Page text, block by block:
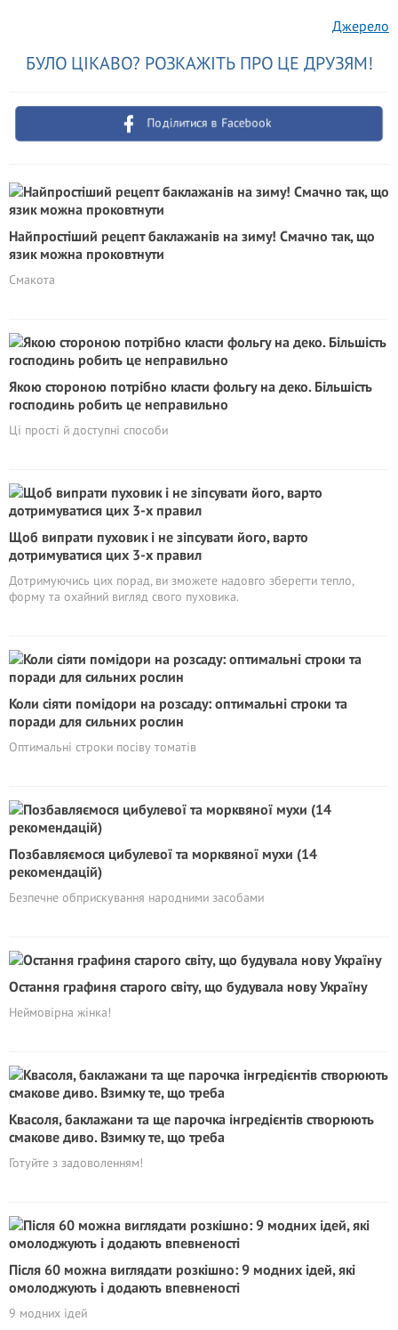
Джерело
БУЛО ЦІКАВО? РОЗКАЖІТЬ ПРО ЦЕ ДРУЗЯМ!
Поділитися в Facebook
Найпростіший рецепт баклажанів на зиму! Смачно так, що
язик можна проковтнути
Смакота
Якою стороною потрібно класти фольгу на деко. Більшість
господинь робить це неправильно
Ці прості й доступні способи
Щоб випрати пуховик і не зіпсувати його, варто
дотримуватися цих 3-х правил
Дотримуючись цих порад, ви зможете надовго зберегти тепло,
форму та охайний вигляд свого пуховика.
Коли сіяти помідори на розсаду: оптимальні строки та
поради для сильних рослин
Оптимальні строки посіву томатів
Позбавляємося цибулевої та морквяної мухи (14
рекомендацій)
Безпечне обприскування народними засобами
Остання графиня старого світу, що будувала нову Україну
Неймовірна жінка!
Квасоля, баклажани та ще парочка інгредієнтів створюють
смакове диво. Взимку те, що треба
Готуйте з задоволенням!
Після 60 можна виглядати розкішно: 9 модних ідей, які
омолоджують і додають впевненості
9 модних ідей